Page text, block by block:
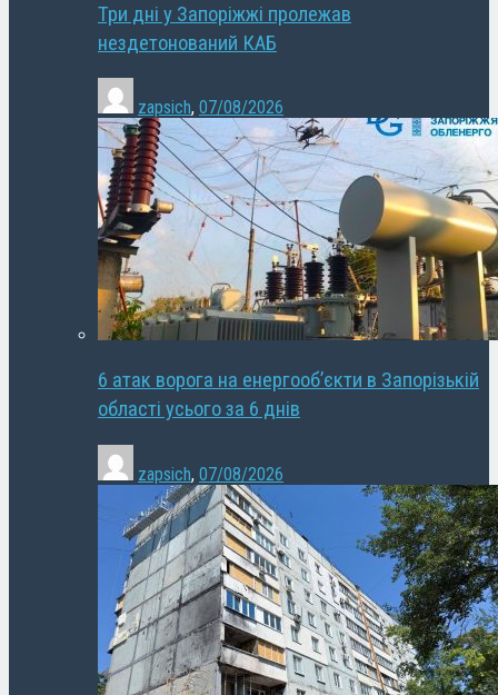
Три дні у Запоріжжі пролежав
нездетонований КАБ
zapsich, 07/08/2026
6 атак ворога на енергооб’єкти в Запорізькій
області усього за 6 днів
zapsich, 07/08/2026